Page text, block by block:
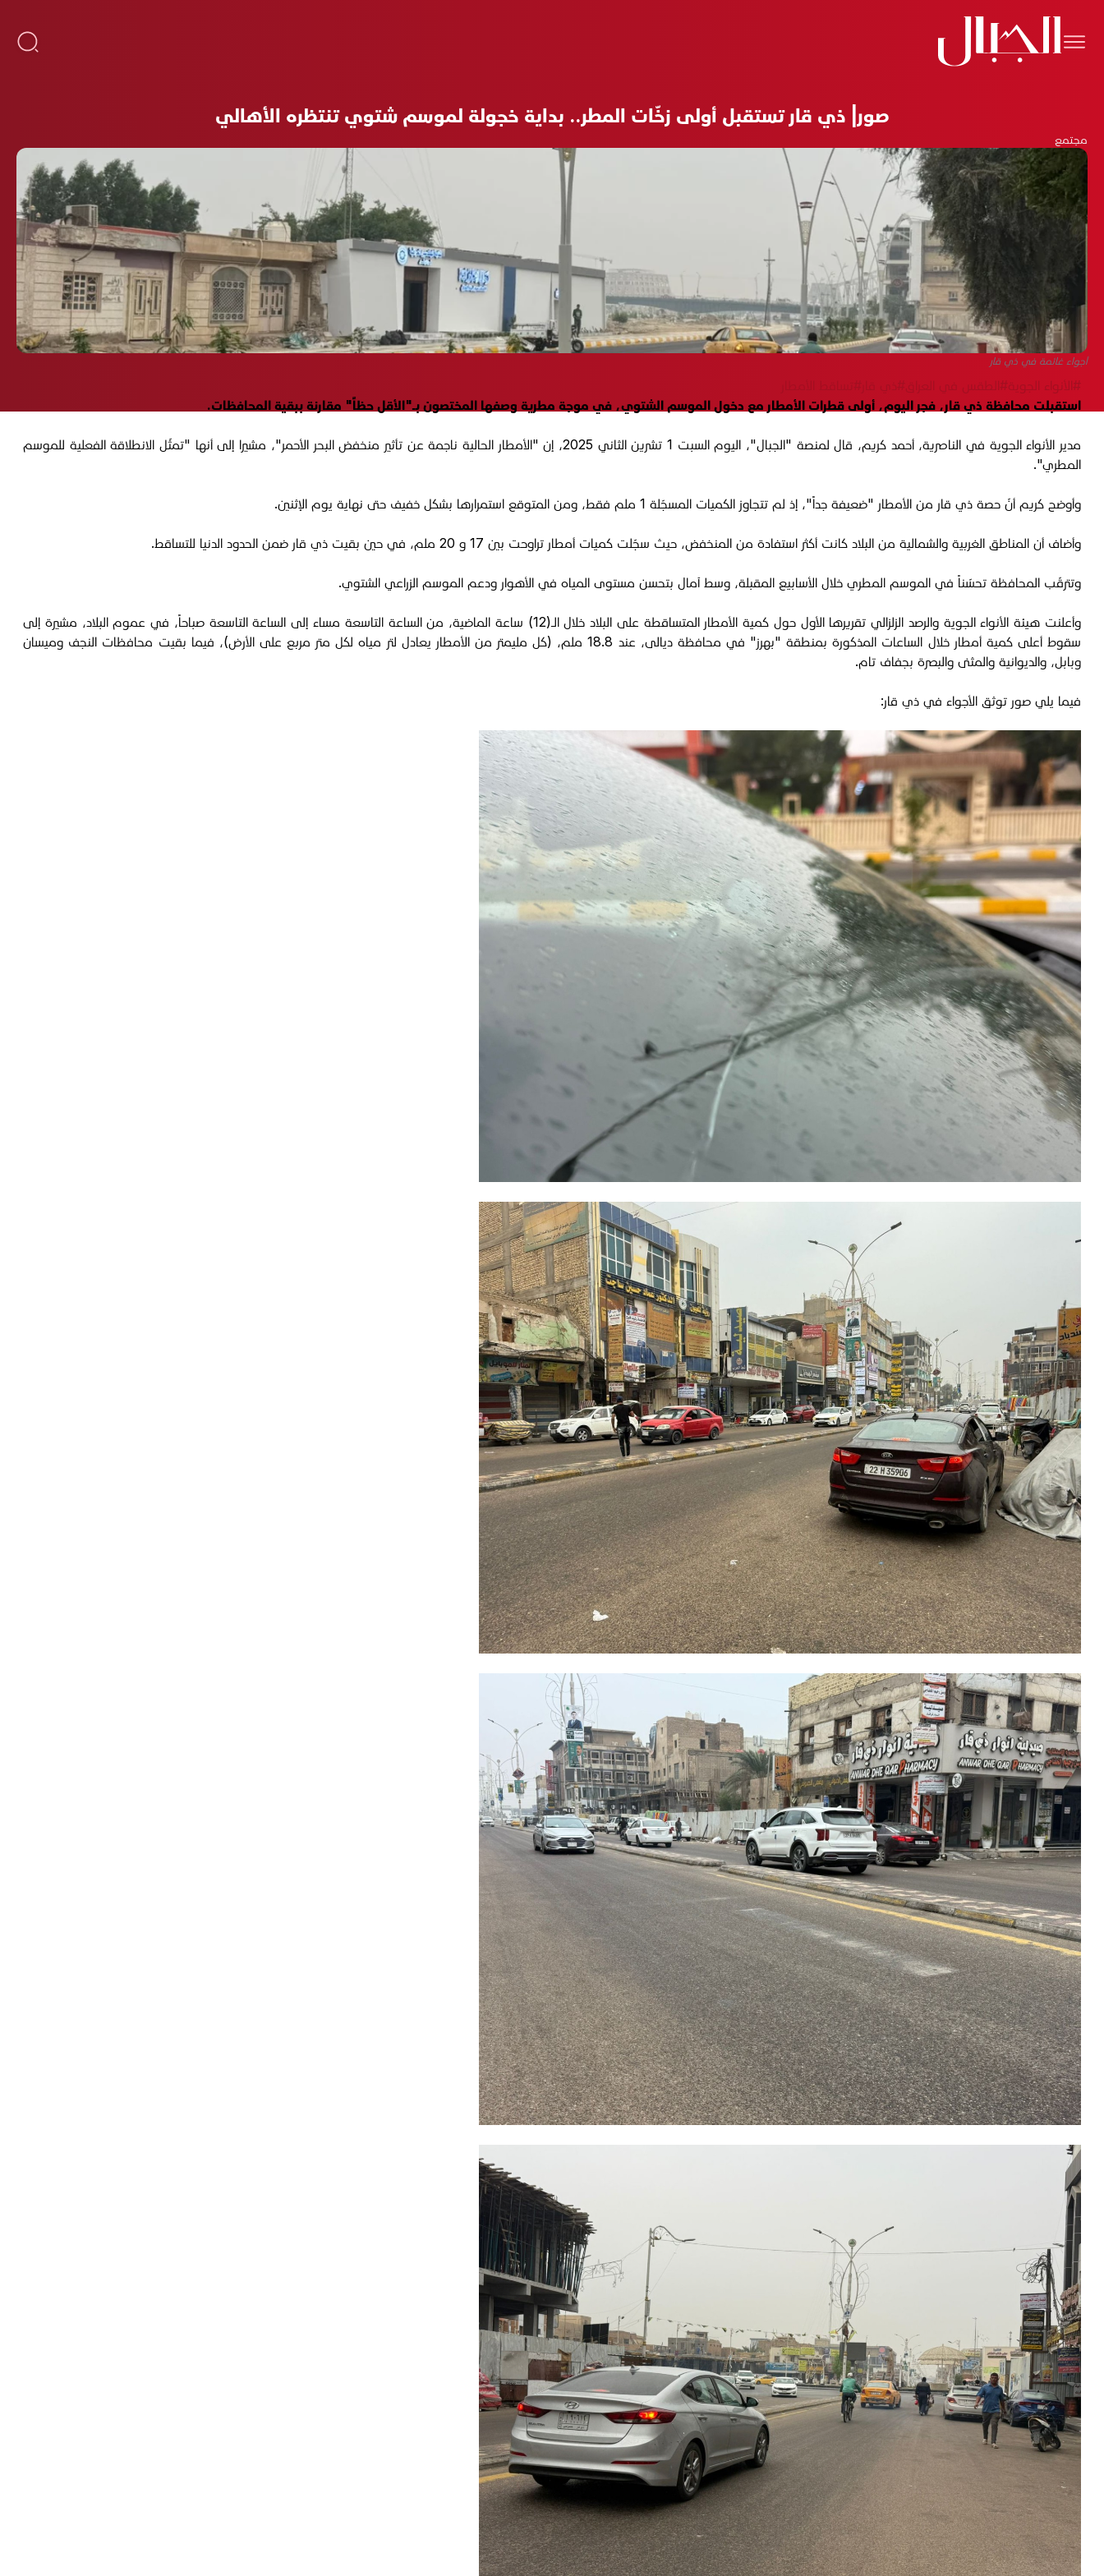
صور| ذي قار تستقبل أولى زخّات المطر.. بداية خجولة لموسم شتوي تنتظره الأهالي
مجتمع
أجواء غائمة في ذي قار
#الأنواء الجوية#الطقس في العراق#ذي قار
استقبلت محافظة ذي قار، فجر اليوم، أولى قطرات الأمطار مع دخول الموسم الشتوي، في موجة مطرية وصفها المختصون بـ"الأقل حظاً" مقارنة ببقية المحافظات.
مدير الأنواء الجوية في الناصرية، أحمد كريم، قال لمنصة "الجبال"، اليوم السبت 1 تشرين الثاني 2025، إن "الأمطار الحالية ناجمة عن تأثير منخفض البحر الأحمر"، مشيرا إلى أنها "تمثّل الانطلاقة الفعلية للموسم
المطري".
وأوضح كريم أنّ حصة ذي قار من الأمطار "ضعيفة جداً"، إذ لم تتجاوز الكميات المسجّلة 1 ملم فقط، ومن المتوقع استمرارها بشكل خفيف حتى نهاية يوم الإثنين.
وأضاف أن المناطق الغربية والشمالية من البلاد كانت أكثر استفادة من المنخفض، حيث سجّلت كميات أمطار تراوحت بين 17 و 20 ملم، في حين بقيت ذي قار ضمن الحدود الدنيا للتساقط.
وتترقّب المحافظة تحسّناً في الموسم المطري خلال الأسابيع المقبلة، وسط آمال بتحسن مستوى المياه في الأهوار ودعم الموسم الزراعي الشتوي.
وأعلنت هيئة الأنواء الجوية والرصد الزلزالي تقريرها الأول حول كمية الأمطار المتساقطة على البلاد خلال الـ(12) ساعة الماضية، من الساعة التاسعة مساء إلى الساعة التاسعة صباحاً، في عموم البلاد، مشيرة إلى
سقوط أعلى كمية أمطار خلال الساعات المذكورة بمنطقة "بهرز" في محافظة ديالى، عند 18.8 ملم، (كل مليمتر من الأمطار يعادل لتر مياه لكل متر مربع على الأرض)، فيما بقيت محافظات النجف وميسان
وبابل، والديوانية والمثنى والبصرة بجفاف تام.
فيما يلي صور توثق الأجواء في ذي قار: